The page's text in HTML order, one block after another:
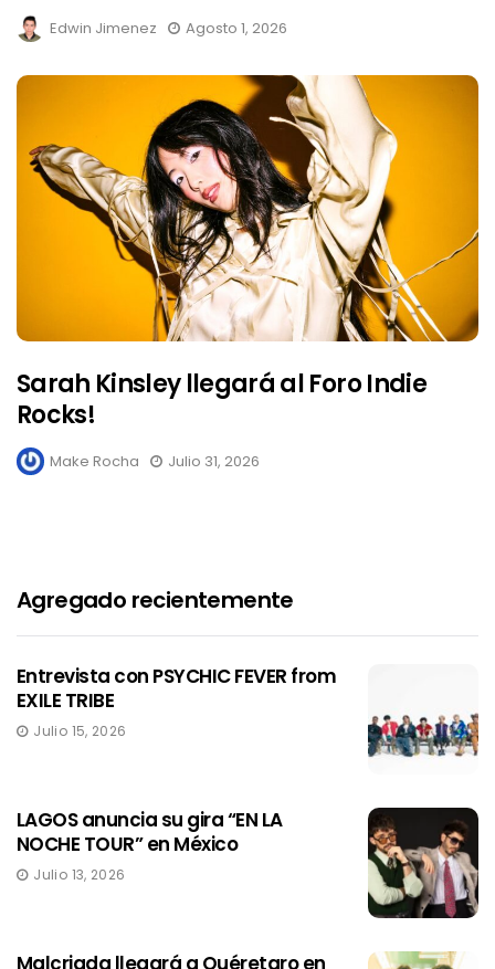
Edwin Jimenez Agosto 1, 2026
Sarah Kinsley llegará al Foro Indie
Rocks!
Make Rocha Julio 31, 2026
Agregado recientemente
Entrevista con PSYCHIC FEVER from
EXILE TRIBE
Julio 15, 2026
LAGOS anuncia su gira “EN LA
NOCHE TOUR” en México
Julio 13, 2026
Malcriada llegará a Quéretaro en